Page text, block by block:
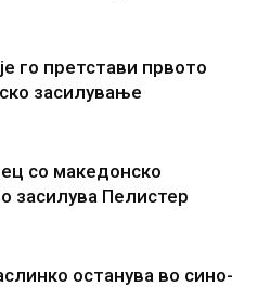
го претстави првото
засилување
со македонско
засилува Пелистер
останува во сино-